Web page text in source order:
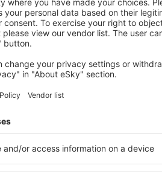
Souillac, 14 august 2026, 2 nopți
Le Pont de l'Ouysse
Pinsac, 14 august 2026, 2 nopți